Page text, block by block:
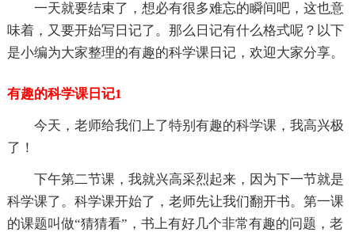
一天就要结束了，想必有很多难忘的瞬间吧，这也意
味着，又要开始写日记了。那么日记有什么格式呢？以下
是小编为大家整理的有趣的科学课日记，欢迎大家分享。
有趣的科学课日记1
今天，老师给我们上了特别有趣的科学课，我高兴极
了！
下午第二节课，我就兴高采烈起来，因为下一节就是
科学课了。科学课开始了，老师先让我们翻开书。第一课
的课题叫做“猜猜看”，书上有好几个非常有趣的问题，老